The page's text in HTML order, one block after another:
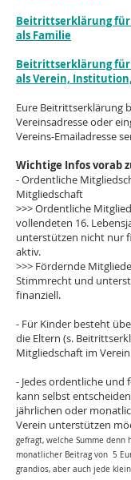
Beitrittserklärung
als Familie
Beitrittserklärung
als Verein,
Eure Beitrittserklärung
Vereinsadresse oder
Vereins-Emailadresse
Wichtige Infos vorab
- Ordentliche
Mitgliedschaft
>>> Ordentliche
vollendeten 16.
unterstützen nicht nur
aktiv.
>>> Fördernde
Stimmrecht und
finanziell.
- Für Kinder besteht
die Eltern (s.
Mitgliedschaft im
- Jedes ordentliche und
kann selbst
jährlichen oder
Verein unterstützen
gefragt, welche Summe denn
monatlicher Beitrag von 5
grandios, aber auch jede